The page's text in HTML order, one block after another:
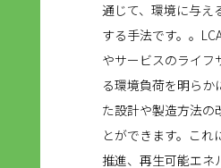
通じて、環境に与え
する手法です。。
やサービスのライフ
る環境負荷を明らか
た設計や製造方法の
とができます。これ
推進、再生可能エネ